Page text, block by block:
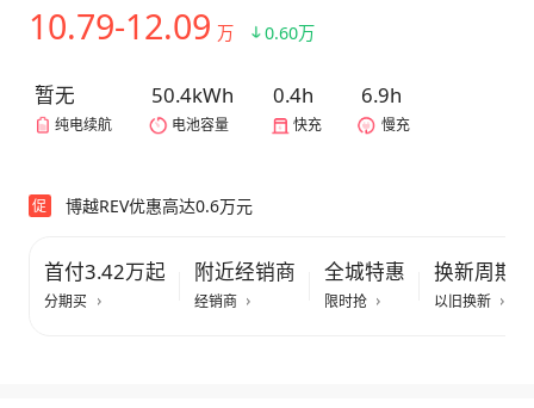
10.79-12.09 万 0.60万
暂无
纯电续航
50.4kWh
电池容量
0.4h
快充
6.9h
慢充
促 博越REV优惠高达0.6万元
首付3.42万起
分期买
附近经销商
经销商
全城特惠
限时抢
换新周期快
以旧换新